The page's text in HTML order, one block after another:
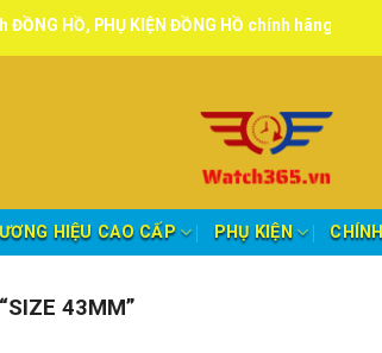
PHỤ KIỆN ĐỒNG HỒ chính hãng, tuyển đại lý,
HIỆU CAO CẤP PHỤ KIỆN
43MM”